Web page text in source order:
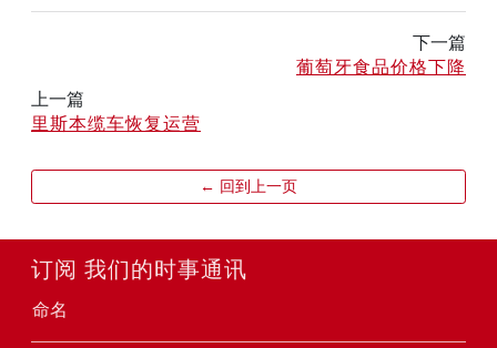
下一篇
葡萄牙食品价格下降
上一篇
里斯本缆车恢复运营
← 回到上一页
订阅 我们的时事通讯
命名